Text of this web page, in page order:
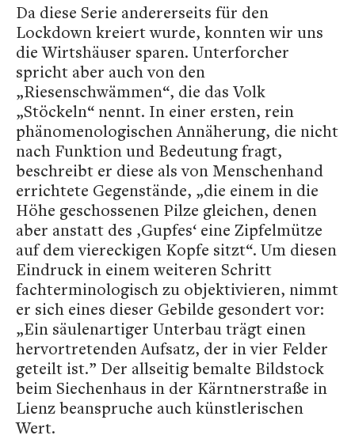
Da diese Serie andererseits für den
Lockdown kreiert wurde, konnten wir uns
die Wirtshäuser sparen. Unterforcher
spricht aber auch von den
„Riesenschwämmen“, die das Volk
„Stöckeln“ nennt. In einer ersten, rein
phänomenologischen Annäherung, die nicht
nach Funktion und Bedeutung fragt,
beschreibt er diese als von Menschenhand
errichtete Gegenstände, „die einem in die
Höhe geschossenen Pilze gleichen, denen
aber anstatt des ‚Gupfes‘ eine Zipfelmütze
auf dem viereckigen Kopfe sitzt“. Um diesen
Eindruck in einem weiteren Schritt
fachterminologisch zu objektivieren, nimmt
er sich eines dieser Gebilde gesondert vor:
„Ein säulenartiger Unterbau trägt einen
hervortretenden Aufsatz, der in vier Felder
geteilt ist.” Der allseitig bemalte Bildstock
beim Siechenhaus in der Kärntnerstraße in
Lienz beanspruche auch künstlerischen
Wert.